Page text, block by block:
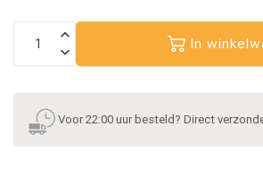
In
Voor 22:00 uur besteld? Direct